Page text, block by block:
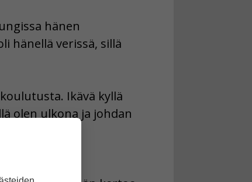
hänen
hänellä verissä, sillä
Ikävä kyllä
olen ulkona ja johdan
vuotta